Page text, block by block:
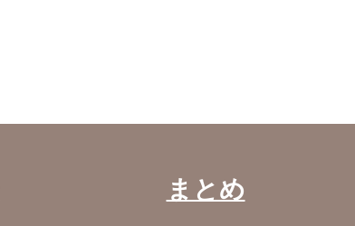
まとめ